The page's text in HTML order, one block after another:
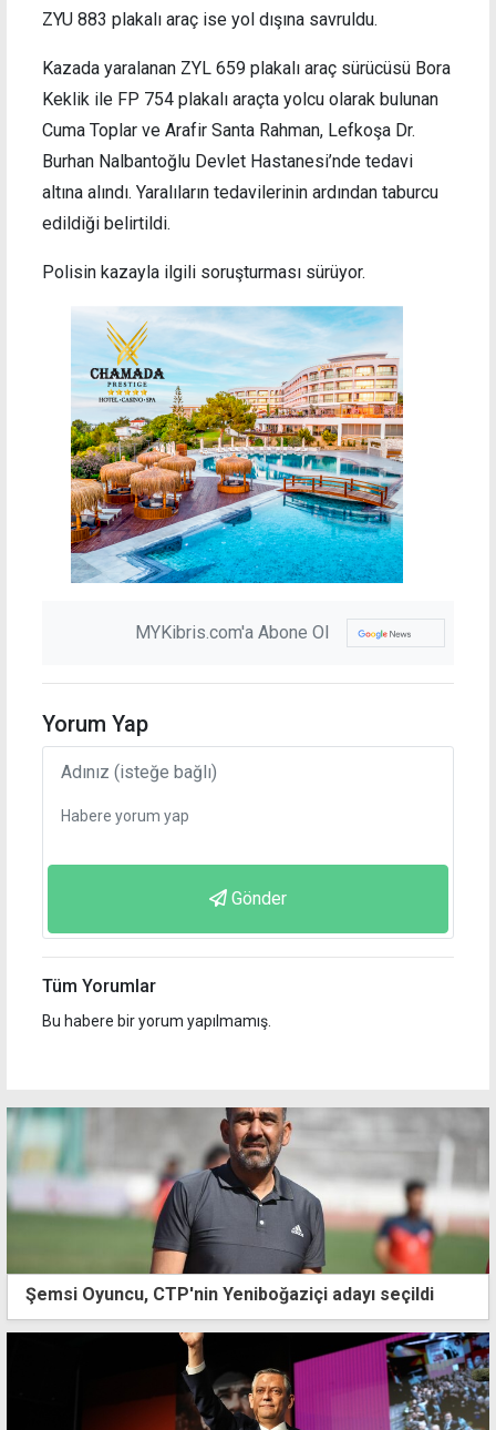
ZYU 883 plakalı araç ise yol dışına savruldu.
Kazada yaralanan ZYL 659 plakalı araç sürücüsü Bora
Keklik ile FP 754 plakalı araçta yolcu olarak bulunan
Cuma Toplar ve Arafir Santa Rahman, Lefkoşa Dr.
Burhan Nalbantoğlu Devlet Hastanesi’nde tedavi
altına alındı. Yaralıların tedavilerinin ardından taburcu
edildiği belirtildi.
Polisin kazayla ilgili soruşturması sürüyor.
MYKibris.com'a Abone Ol
Yorum Yap
Gönder
Tüm Yorumlar
Bu habere bir yorum yapılmamış.
Şemsi Oyuncu, CTP'nin Yeniboğaziçi adayı seçildi